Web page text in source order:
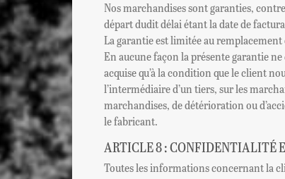
Nos marchandises sont garanties,
départ dudit délai étant la date de
La garantie est limitée au remplacement
En aucune façon la présente garantie
acquise qu’à la condition que le client
l’intermédiaire d’un tiers, sur les
marchandises, de détérioration ou
le fabricant.
ARTICLE 8 : CONFIDENTIALITÉ
Toutes les informations concernant la